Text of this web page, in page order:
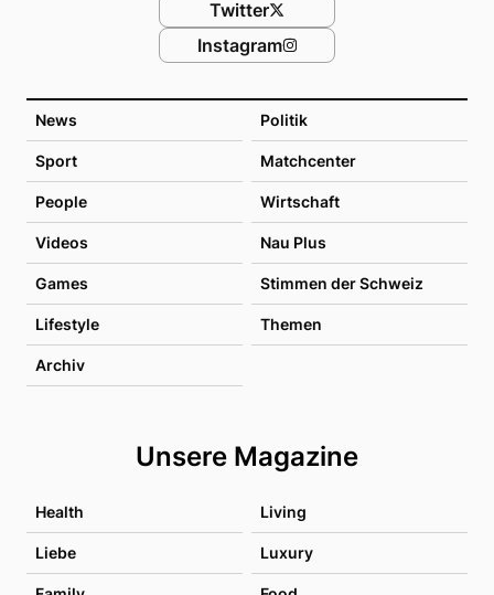
News Politik
Sport Matchcenter
People Wirtschaft
Videos Nau Plus
Games Stimmen der Schweiz
Lifestyle Themen
Archiv
Unsere Magazine
Health Living
Liebe Luxury
Twitter
Instagram